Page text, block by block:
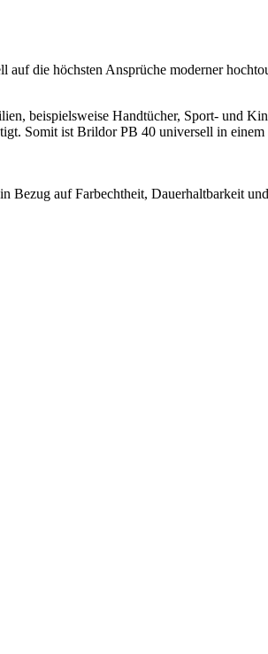
die höchsten Ansprüche moderner
beispielsweise Handtücher, Sport- und
Somit ist Brildor PB 40 universell in einem
auf Farbechtheit, Dauerhaltbarkeit